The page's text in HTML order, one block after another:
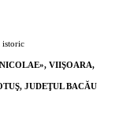
istoric
VIIŞOARA,
JUDEŢUL BACĂU